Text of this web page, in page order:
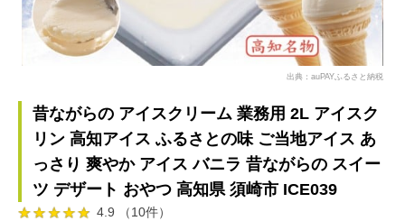
出典：auPAYふるさと納税
昔ながらの アイスクリーム 業務用 2L アイスク
リン 高知アイス ふるさとの味 ご当地アイス あ
っさり 爽やか アイス バニラ 昔ながらの スイー
ツ デザート おやつ 高知県 須崎市 ICE039
4.9 （10件）